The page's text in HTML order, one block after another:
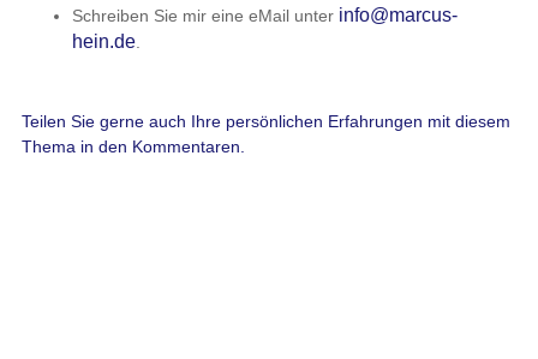
Schreiben Sie mir eine eMail unter info@marcus-
hein.de.
Teilen Sie gerne auch Ihre persönlichen Erfahrungen mit diesem
Thema in den Kommentaren.